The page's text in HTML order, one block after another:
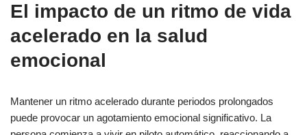
El impacto de un ritmo de vida
acelerado en la salud
emocional
Mantener un ritmo acelerado durante periodos prolongados
puede provocar un agotamiento emocional significativo. La